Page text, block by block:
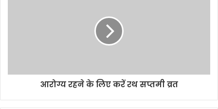
आरोग्य रहने के लिए करें रथ सप्तमी व्रत